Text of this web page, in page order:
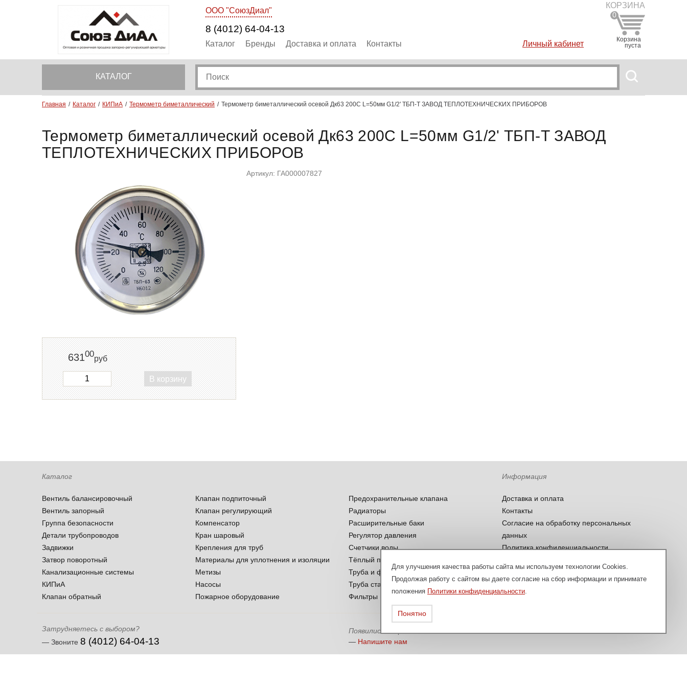
ООО "СоюзДиал"
8 (4012) 64-04-13
Каталог Бренды Доставка и оплата Контакты Личный кабинет
КОРЗИНА
Корзина
пуста
0
КАТАЛОГ
Главная Каталог КИПиА Термометр биметаллический Термометр биметаллический осевой Дк63 200С L=50мм G1/2' ТБП-Т ЗАВОД ТЕПЛОТЕХНИЧЕСКИХ ПРИБОРОВ
Термометр биметаллический осевой Дк63 200С L=50мм G1/2' ТБП-Т ЗАВОД
ТЕПЛОТЕХНИЧЕСКИХ ПРИБОРОВ
63100руб
В корзину
Артикул: ГА000007827
Каталог
Вентиль балансировочный
Вентиль запорный
Группа безопасности
Детали трубопроводов
Задвижки
Затвор поворотный
Канализационные системы
КИПиА
Клапан обратный
Клапан подпиточный
Клапан регулирующий
Компенсатор
Кран шаровый
Крепления для труб
Материалы для уплотнения и изоляции
Метизы
Насосы
Пожарное оборудование
Предохранительные клапана
Радиаторы
Расширительные баки
Регулятор давления
Счетчики воды
Тёплый пол
Труба и фитинги ППР
Труба стальная
Фильтры
Информация
Доставка и оплата
Контакты
Согласие на обработку персональных
данных
Политика конфиденциальности
Затрудняетесь с выбором?
— Звоните 8 (4012) 64-04-13
Появились вопросы?
— Напишите нам
Для улучшения качества работы сайта мы используем технологии Cookies.
Продолжая работу с сайтом вы даете согласие на сбор информации и принимате
положения Политики конфиденциальности.
Понятно